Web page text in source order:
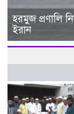
হরমুজ প্রণালি
ইরান